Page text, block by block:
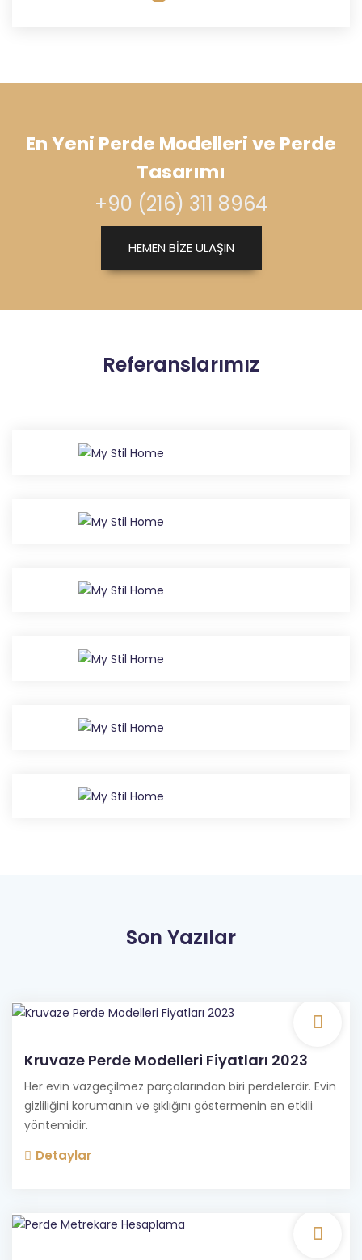
En Yeni Perde Modelleri ve Perde
Tasarımı
+90 (216) 311 8964
HEMEN BİZE ULAŞIN
Referanslarımız
Son Yazılar
Kruvaze Perde Modelleri Fiyatları 2023
Her evin vazgeçilmez parçalarından biri perdelerdir. Evin
gizliliğini korumanın ve şıklığını göstermenin en etkili
yöntemidir.
Detaylar